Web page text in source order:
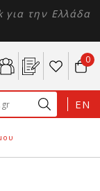
την Ελλάδα
0
EN